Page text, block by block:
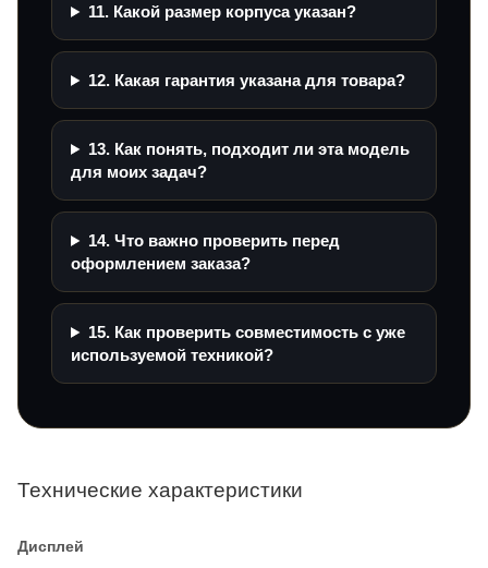
11. Какой размер корпуса указан?
12. Какая гарантия указана для товара?
13. Как понять, подходит ли эта модель
для моих задач?
14. Что важно проверить перед
оформлением заказа?
15. Как проверить совместимость с уже
используемой техникой?
Технические характеристики
Дисплей